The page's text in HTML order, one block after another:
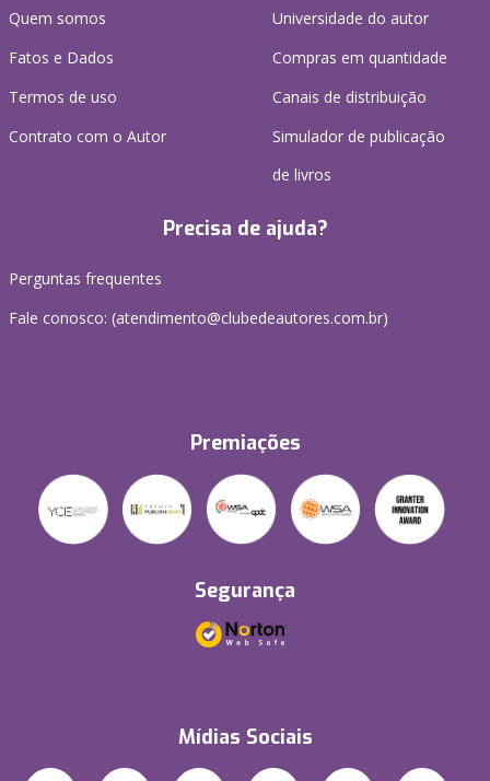
Quem somos
Fatos e Dados
Termos de uso
Contrato com o Autor
Universidade do autor
Compras em quantidade
Canais de distribuição
Simulador de publicação
de livros
Precisa de ajuda?
Perguntas frequentes
Fale conosco: (atendimento@clubedeautores.com.br)
Premiações
Segurança
Mídias Sociais